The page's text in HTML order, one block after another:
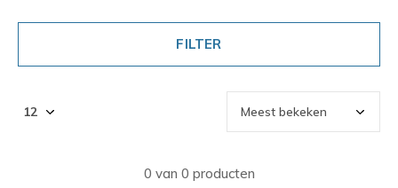
FILTER
0 van 0 producten